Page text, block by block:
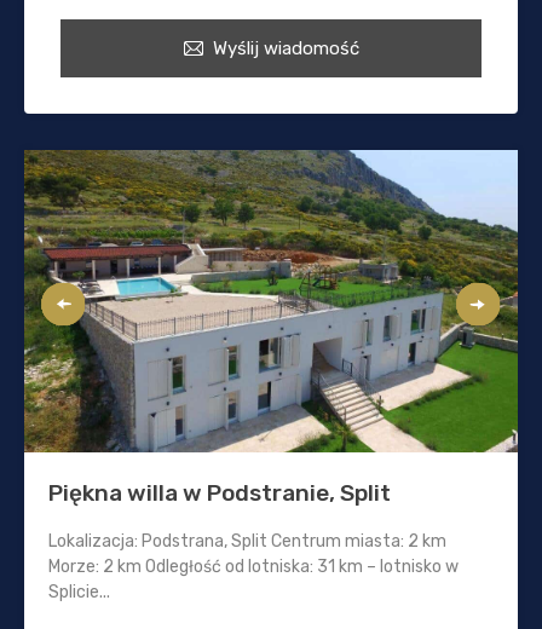
Wyślij wiadomość
Piękna willa w Podstranie, Split
Lokalizacja: Podstrana, Split Centrum miasta: 2 km
Morze: 2 km Odległość od lotniska: 31 km – lotnisko w
Splicie...